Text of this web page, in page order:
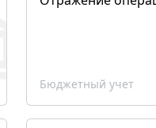
Бюджетный учет